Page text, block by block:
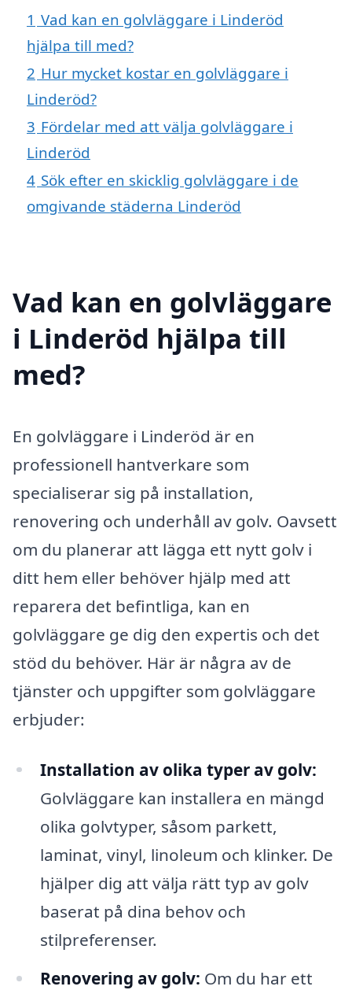
1 Vad kan en golvläggare i Linderöd
hjälpa till med?
2 Hur mycket kostar en golvläggare i
Linderöd?
3 Fördelar med att välja golvläggare i
Linderöd
4 Sök efter en skicklig golvläggare i de
omgivande städerna Linderöd
Vad kan en golvläggare
i Linderöd hjälpa till
med?
En golvläggare i Linderöd är en
professionell hantverkare som
specialiserar sig på installation,
renovering och underhåll av golv. Oavsett
om du planerar att lägga ett nytt golv i
ditt hem eller behöver hjälp med att
reparera det befintliga, kan en
golvläggare ge dig den expertis och det
stöd du behöver. Här är några av de
tjänster och uppgifter som golvläggare
erbjuder:
Installation av olika typer av golv:
Golvläggare kan installera en mängd
olika golvtyper, såsom parkett,
laminat, vinyl, linoleum och klinker. De
hjälper dig att välja rätt typ av golv
baserat på dina behov och
stilpreferenser.
Renovering av golv: Om du har ett